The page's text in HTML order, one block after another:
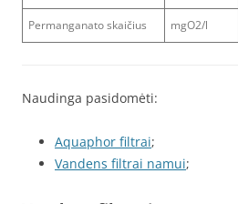
Permanganato skaičius mgO2/l
Naudinga pasidomėti:
Aquaphor filtrai;
Vandens filtrai namui;